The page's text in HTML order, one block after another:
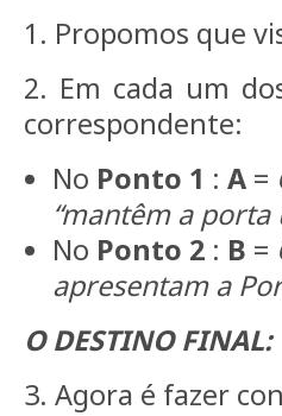
1. Propomos que
2. Em cada um
correspondente:
No Ponto 1 : A =
“mantêm a porta
No Ponto 2 : B =
apresentam a
O DESTINO FINAL:
3. Agora é fazer